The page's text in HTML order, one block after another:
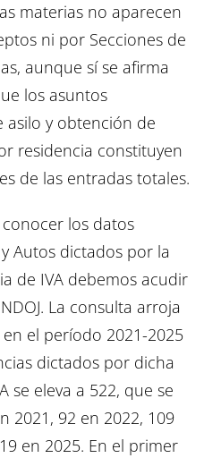
materias no aparecen
ni por Secciones de
aunque sí se afirma
los asuntos
asilo y obtención de
residencia constituyen
de las entradas totales.
los datos
Autos dictados por la
de IVA debemos acudir
La consulta arroja
el período 2021-2025
dictados por dicha
se eleva a 522, que se
2021, 92 en 2022, 109
en 2025. En el primer